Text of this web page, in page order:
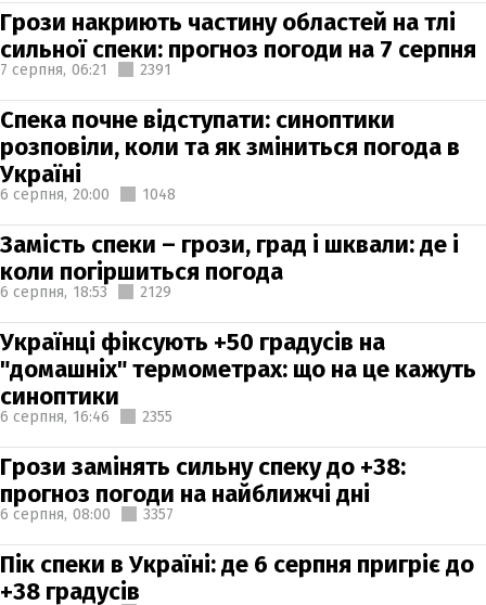
Грози накриють частину областей на тлі
сильної спеки: прогноз погоди на 7 серпня
7 серпня, 06:21 2391
Спека почне відступати: синоптики
розповіли, коли та як зміниться погода в
Україні
6 серпня, 20:00 1048
Замість спеки – грози, град і шквали: де і
коли погіршиться погода
6 серпня, 18:53 2129
Українці фіксують +50 градусів на
"домашніх" термометрах: що на це кажуть
синоптики
6 серпня, 16:46 2355
Грози замінять сильну спеку до +38:
прогноз погоди на найближчі дні
6 серпня, 08:00 3357
Пік спеки в Україні: де 6 серпня пригріє до
+38 градусів